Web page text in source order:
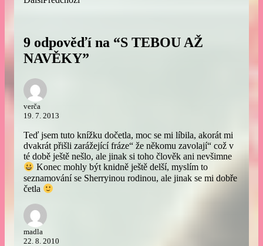
9 odpověďí na “S TEBOU AŽ
NAVĚKY”
verča
19. 7. 2013
Teď jsem tuto knížku dočetla, moc se mi líbila, akorát mi
dvakrát přišli zarážející fráze“ že někomu zavolají“ což v
té době ještě nešlo, ale jinak si toho člověk ani nevšimne
Konec mohly být knidně ještě delší, myslím to
seznamování se Sherryinou rodinou, ale jinak se mi dobře
četla
madla
22. 8. 2010